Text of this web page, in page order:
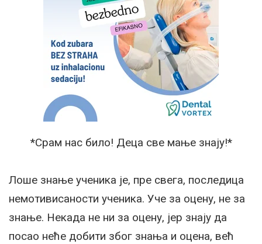
*Срам нас било! Деца све мање знају!*
Лоше знање ученика је, пре свега, последица
немотивисаности ученика. Уче за оцену, не за
знање. Некада не ни за оцену, јер знају да
посао неће добити због знања и оцена, већ